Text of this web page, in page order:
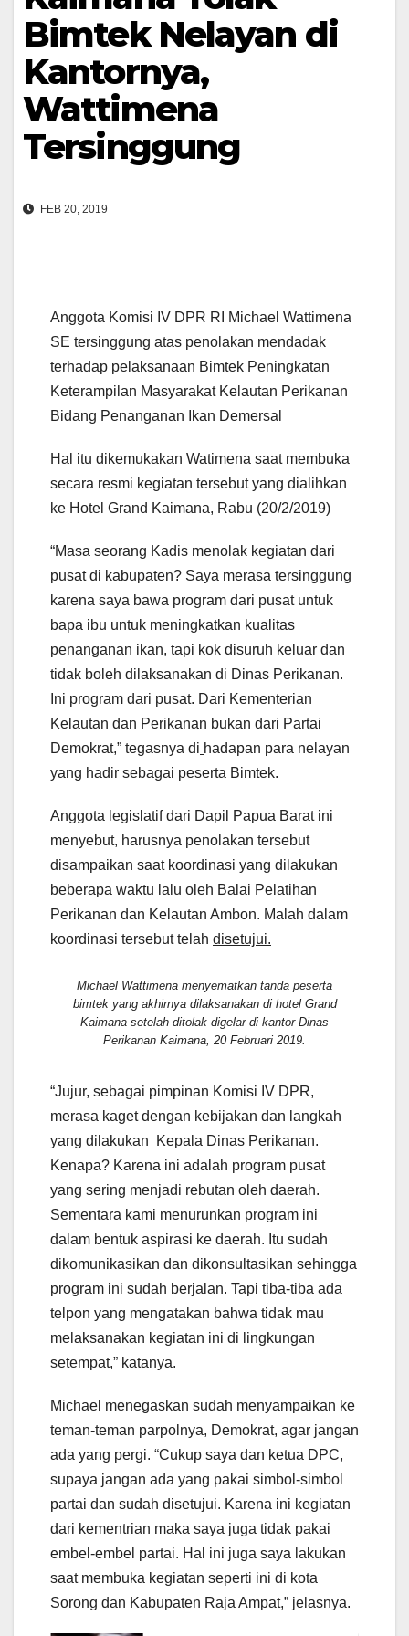
Bimtek Nelayan di
Kantornya,
Wattimena
Tersinggung
FEB 20, 2019
Anggota Komisi IV DPR RI Michael Wattimena
SE tersinggung atas penolakan mendadak
terhadap pelaksanaan Bimtek Peningkatan
Keterampilan Masyarakat Kelautan Perikanan
Bidang Penanganan Ikan Demersal
Hal itu dikemukakan Watimena saat membuka
secara resmi kegiatan tersebut yang dialihkan
ke Hotel Grand Kaimana, Rabu (20/2/2019)
“Masa seorang Kadis menolak kegiatan dari
pusat di kabupaten? Saya merasa tersinggung
karena saya bawa program dari pusat untuk
bapa ibu untuk meningkatkan kualitas
penanganan ikan, tapi kok disuruh keluar dan
tidak boleh dilaksanakan di Dinas Perikanan.
Ini program dari pusat. Dari Kementerian
Kelautan dan Perikanan bukan dari Partai
Demokrat,” tegasnya di hadapan para nelayan
yang hadir sebagai peserta Bimtek.
Anggota legislatif dari Dapil Papua Barat ini
menyebut, harusnya penolakan tersebut
disampaikan saat koordinasi yang dilakukan
beberapa waktu lalu oleh Balai Pelatihan
Perikanan dan Kelautan Ambon. Malah dalam
koordinasi tersebut telah disetujui.
Michael Wattimena menyematkan tanda peserta
bimtek yang akhirnya dilaksanakan di hotel Grand
Kaimana setelah ditolak digelar di kantor Dinas
Perikanan Kaimana, 20 Februari 2019.
“Jujur, sebagai pimpinan Komisi IV DPR,
merasa kaget dengan kebijakan dan langkah
yang dilakukan Kepala Dinas Perikanan.
Kenapa? Karena ini adalah program pusat
yang sering menjadi rebutan oleh daerah.
Sementara kami menurunkan program ini
dalam bentuk aspirasi ke daerah. Itu sudah
dikomunikasikan dan dikonsultasikan sehingga
program ini sudah berjalan. Tapi tiba-tiba ada
telpon yang mengatakan bahwa tidak mau
melaksanakan kegiatan ini di lingkungan
setempat,” katanya.
Michael menegaskan sudah menyampaikan ke
teman-teman parpolnya, Demokrat, agar jangan
ada yang pergi. “Cukup saya dan ketua DPC,
supaya jangan ada yang pakai simbol-simbol
partai dan sudah disetujui. Karena ini kegiatan
dari kementrian maka saya juga tidak pakai
embel-embel partai. Hal ini juga saya lakukan
saat membuka kegiatan seperti ini di kota
Sorong dan Kabupaten Raja Ampat,” jelasnya.